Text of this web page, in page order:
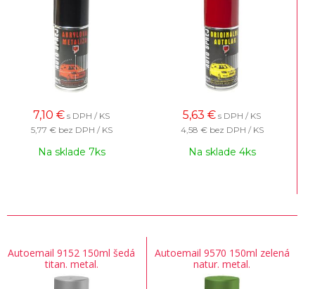
7,10 € s DPH / KS
5,77 € bez DPH / KS
Na sklade 7ks
5,63 € s DPH / KS
4,58 € bez DPH / KS
Na sklade 4ks
Autoemail 9152 150ml šedá
titan. metal.
Autoemail 9570 150ml zelená
natur. metal.